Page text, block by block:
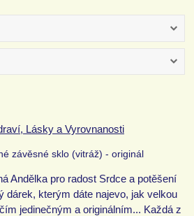
Lásky a Vyrovnanosti
závěsné sklo (vitráž) - originál
Andělka pro radost Srdce a potěšení
dárek, kterým dáte najevo, jak velkou
jedinečným a originálním... Každá z